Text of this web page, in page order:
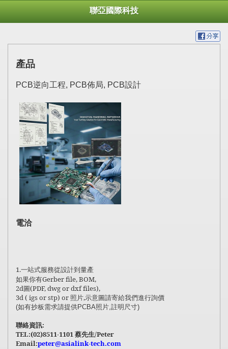
聯亞國際科技
產品
PCB逆向工程, PCB佈局, PCB設計
電洽
1.一站式服務從設計到量產
如果你有Gerber file, BOM,
2d圖(PDF, dwg or dxf files),
3d ( igs or stp) or 照片,示意圖請寄給我們進行詢價
(如有抄板需求請提供PCBA照片,註明尺寸)
聯絡資訊:
TEL:(02)8511-1101 蔡先生/Peter
Email:peter@asialink-tech.com